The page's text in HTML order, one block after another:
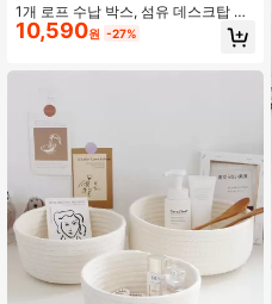
1개 로프 수납 박스, 섬유 데스크탑 덮
개 컨테이너, 노란색 황마 수납 바구니
(장난감, 화장품용), 둥근 다기능 바구
10,590원 -27%